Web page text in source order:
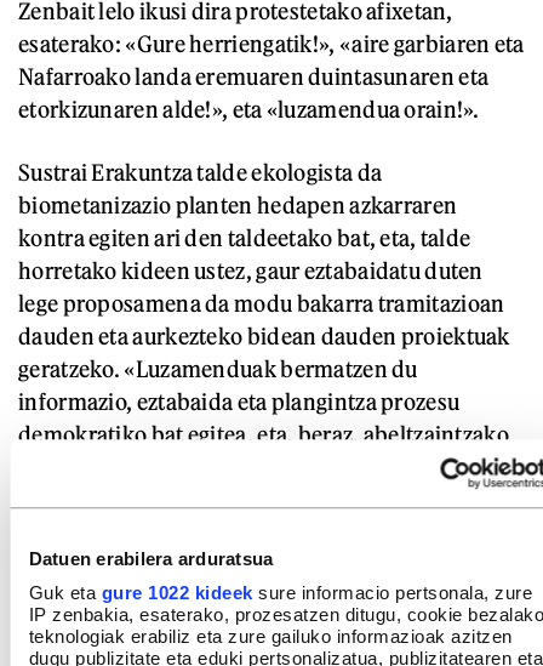
Datuen erabilera arduratsua
Guk eta gure 1022 kideek sure informacio pertsonala, zure
IP zenbakia, esaterako, prozesatzen ditugu, cookie bezalako
teknologiak erabiliz eta zure gailuko informazioak azitzen
dugu publizitate eta eduki pertsonalizatua, publizitatearen eta
Zenbait lelo ikusi dira protestetako afixetan,
esaterako: «Gure herriengatik!», «aire garbiaren eta
Nafarroako landa eremuaren duintasunaren eta
etorkizunaren alde!», eta «luzamendua orain!».
Sustrai Erakuntza talde ekologista da
biometanizazio planten hedapen azkarraren
kontra egiten ari den taldeetako bat, eta, talde
horretako kideen ustez, gaur eztabaidatu duten
lege proposamena da modu bakarra tramitazioan
dauden eta aurkezteko bidean dauden proiektuak
geratzeko. «Luzamenduak bermatzen du
informazio, eztabaida eta plangintza prozesu
demokratiko bat egitea, eta, beraz, abeltzaintzako
hondakinen arazoak neurriko irtenbide bat